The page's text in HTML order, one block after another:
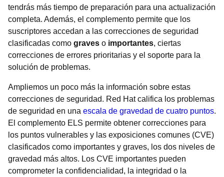
tendrás más tiempo de preparación para una actualización
completa. Además, el complemento permite que los
suscriptores accedan a las correcciones de seguridad
clasificadas como graves o importantes, ciertas
correcciones de errores prioritarias y el soporte para la
solución de problemas.
Ampliemos un poco más la información sobre estas
correcciones de seguridad. Red Hat califica los problemas
de seguridad en una escala de gravedad de cuatro puntos.
El complemento ELS permite obtener correcciones para
los puntos vulnerables y las exposiciones comunes (CVE)
clasificados como importantes y graves, los dos niveles de
gravedad más altos. Los CVE importantes pueden
comprometer la confidencialidad, la integridad o la